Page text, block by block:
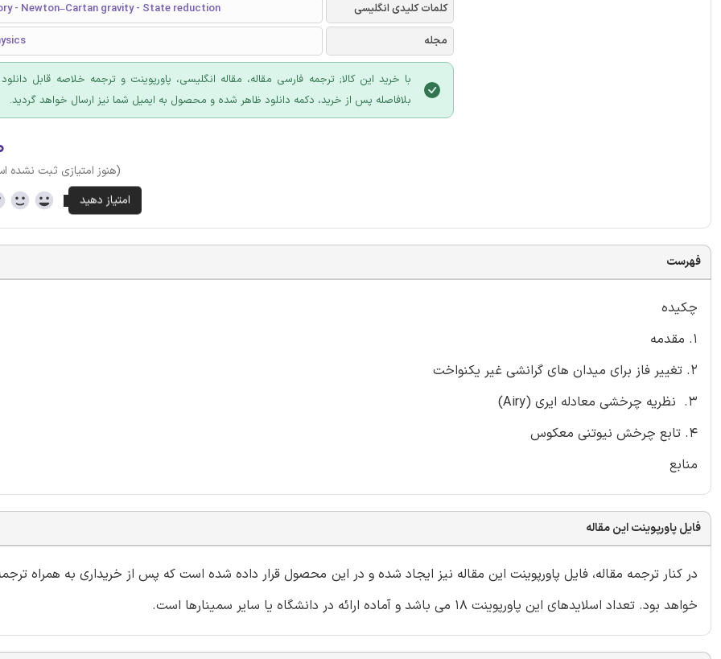
کلمات کلیدی انگلیسی
- Newton–Cartan gravity - State reduction
مجله
با خرید این کالا; ترجمه فارسی مقاله، مقاله انگلیسی، پاورپوینت و ترجمه خلاصه قابل
بلافاصله پس از خرید، دکمه دانلود ظاهر شده و محصول به ایمیل شما نیز ارسال خواهد گردید.
(هنوز امتیازی ثبت نشده
فهرست
چکیده
1. مقدمه
2. تغییر فاز برای میدان های گرانشی غیر یکنواخت
3. نظریه چرخشی معادله ایری (Airy)
4. تابع چرخش نیوتنی معکوس
منابع
فایل پاورپوینت این مقاله
در کنار ترجمه مقاله، فایل پاورپوینت این مقاله نیز ایجاد شده و در این محصول قرار داده شده است که پس از خریداری به همراه
خواهد بود. تعداد اسلایدهای این پاورپوینت 18 می باشد و آماده ارائه در دانشگاه یا سایر سمینارها است.